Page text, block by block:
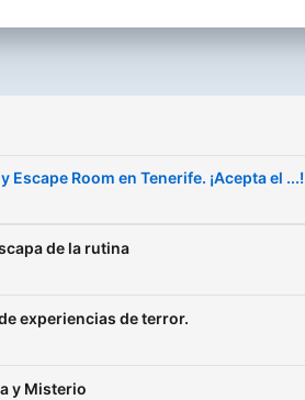
Escape Room en Tenerife. ¡Acepta el ...!
de la rutina
experiencias de terror.
y Misterio